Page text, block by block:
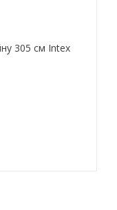
305 см Іntex